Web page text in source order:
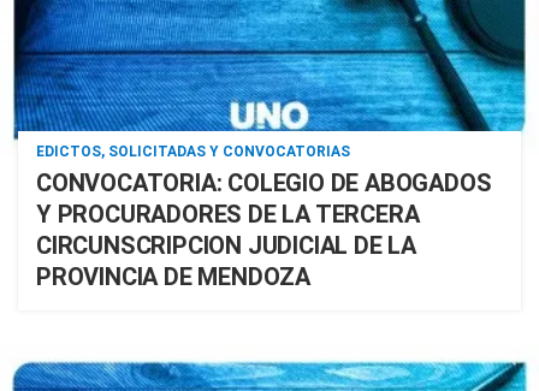
EDICTOS, SOLICITADAS Y CONVOCATORIAS
CONVOCATORIA: COLEGIO DE ABOGADOS
Y PROCURADORES DE LA TERCERA
CIRCUNSCRIPCION JUDICIAL DE LA
PROVINCIA DE MENDOZA